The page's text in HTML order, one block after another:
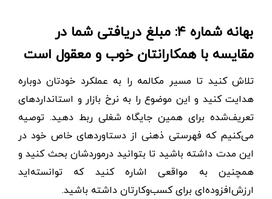
بهانه شماره ۴: مبلغ دریافتی شما در
مقایسه با همکارانتان خوب و معقول است
تلاش کنید تا مسیر مکالمه را به عملکرد خودتان دوباره
هدایت کنید و این موضوع را به نرخ بازار و استاندارد‌های
تعریف‌شده برای همین جایگاه شغلی ربط دهید. توصیه
می‌کنیم که فهرستی ذهنی از دستاوردهای خاص خود در
این مدت داشته باشید تا بتوانید درموردشان بحث کنید و
همچنین به مواقعی اشاره کنید که توانسته‌اید
ارزش‌افزوده‌ای برای کسب‌وکارتان داشته باشید.